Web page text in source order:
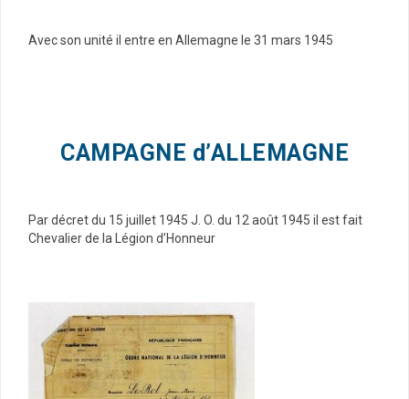
Avec son unité il entre en Allemagne le 31 mars 1945
CAMPAGNE d’ALLEMAGNE
Par décret du 15 juillet 1945 J. O. du 12 août 1945 il est fait
Chevalier de la Légion d’Honneur